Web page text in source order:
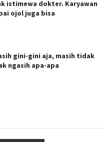
istimewa dokter. Karyawan
ojol juga bisa
gini-gini aja, masih tidak
ngasih apa-apa